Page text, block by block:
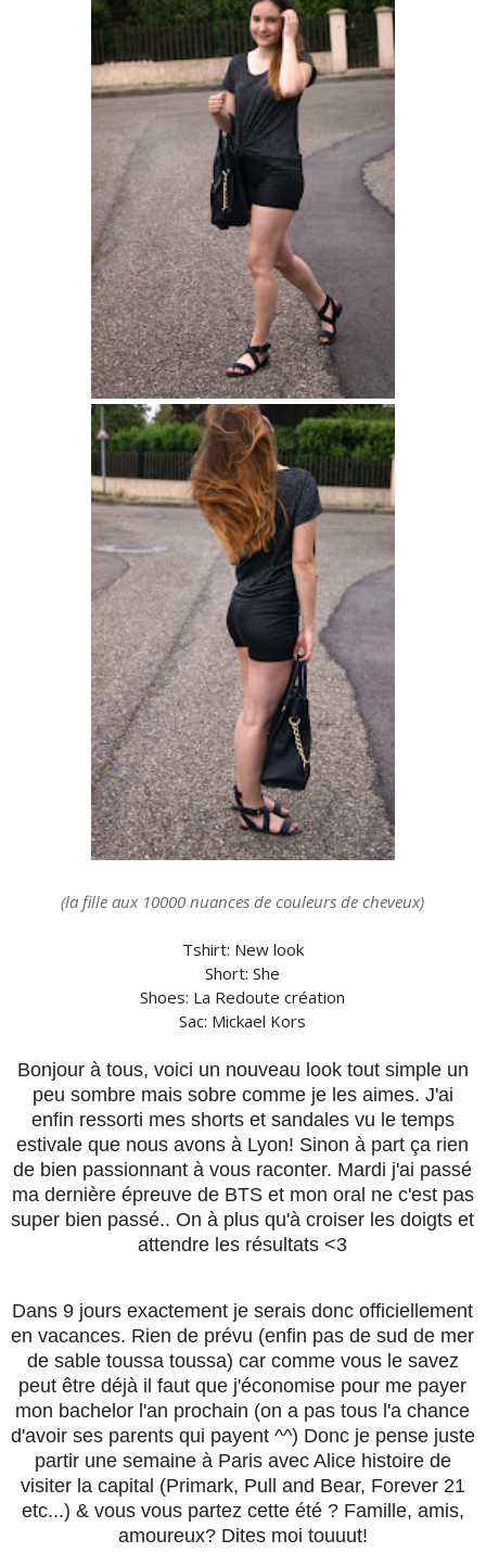
(la fille aux 10000 nuances de couleurs de cheveux)
Tshirt: New look
Short: She
Shoes: La Redoute création
Sac: Mickael Kors
Bonjour à tous, voici un nouveau look tout simple un
peu sombre mais sobre comme je les aimes. J'ai
enfin ressorti mes shorts et sandales vu le temps
estivale que nous avons à Lyon! Sinon à part ça rien
de bien passionnant à vous raconter. Mardi j'ai passé
ma dernière épreuve de BTS et mon oral ne c'est pas
super bien passé.. On à plus qu'à croiser les doigts et
attendre les résultats <3
Dans 9 jours exactement je serais donc officiellement
en vacances. Rien de prévu (enfin pas de sud de mer
de sable toussa toussa) car comme vous le savez
peut être déjà il faut que j'économise pour me payer
mon bachelor l'an prochain (on a pas tous l'a chance
d'avoir ses parents qui payent ^^) Donc je pense juste
partir une semaine à Paris avec Alice histoire de
visiter la capital (Primark, Pull and Bear, Forever 21
etc...) & vous vous partez cette été ? Famille, amis,
amoureux? Dites moi touuut!